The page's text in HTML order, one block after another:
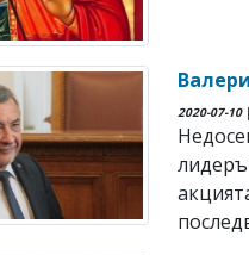
2020-07-10|